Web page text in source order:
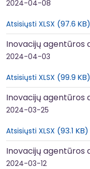
2024-04-08
Atsisiųsti XLSX 97.6 KB
Inovacijų agentūros
2024-04-03
Atsisiųsti XLSX 99.9 KB
Inovacijų agentūros
2024-03-25
Atsisiųsti XLSX 93.1 KB
Inovacijų agentūros
2024-03-12